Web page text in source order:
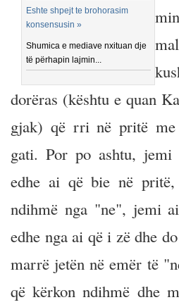
Eshte shpejt te brohorasim
konsensusin »
Shumica e mediave nxituan dje
të përhapin lajmin...
dorëras (kështu e quan
gjak) që rri në pritë me
gati. Por po ashtu,
edhe ai që bie në
ndihmë nga "ne", jemi
edhe nga ai që i zë dhe
marrë jetën në emër të
që kërkon ndihmë dhe